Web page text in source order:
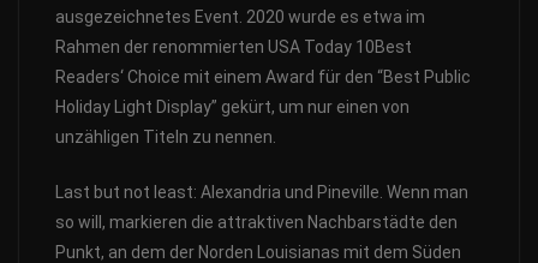
ausgezeichnetes Event. 2020 wurde es etwa im
Rahmen der renommierten USA Today 10Best
Readers‘ Choice mit einem Award für den “Best Public
Holiday Light Display” gekürt, um nur einen von
unzähligen Titeln zu nennen.
Last but not least: Alexandria und Pineville. Wenn man
so will, markieren die attraktiven Nachbarstädte den
Punkt, an dem der Norden Louisianas mit dem Süden